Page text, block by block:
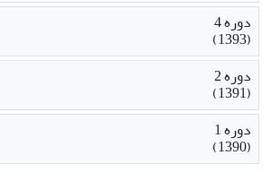
دوره 4
(1393)
دوره 2
(1391)
دوره 1
(1390)